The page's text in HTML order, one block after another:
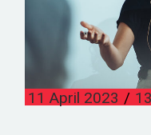
11 April 2023